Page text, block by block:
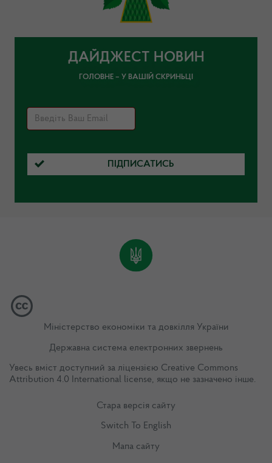
ДАЙДЖЕСТ НОВИН
ГОЛОВНЕ – У ВАШІЙ СКРИНЬЦІ
ПІДПИСАТИСЬ
Міністерство економіки та довкілля України
Державна система електронних звернень
Увесь вміст доступний за ліцензією Creative Commons
Attribution 4.0 International license, якщо не зазначено інше.
Стара версія сайту
Switch To English
Мапа сайту